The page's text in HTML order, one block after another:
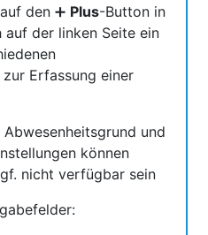
den ➕ Plus-Button in
der linken Seite ein
Erfassung einer
Abwesenheitsgrund und
können
nicht verfügbar sein